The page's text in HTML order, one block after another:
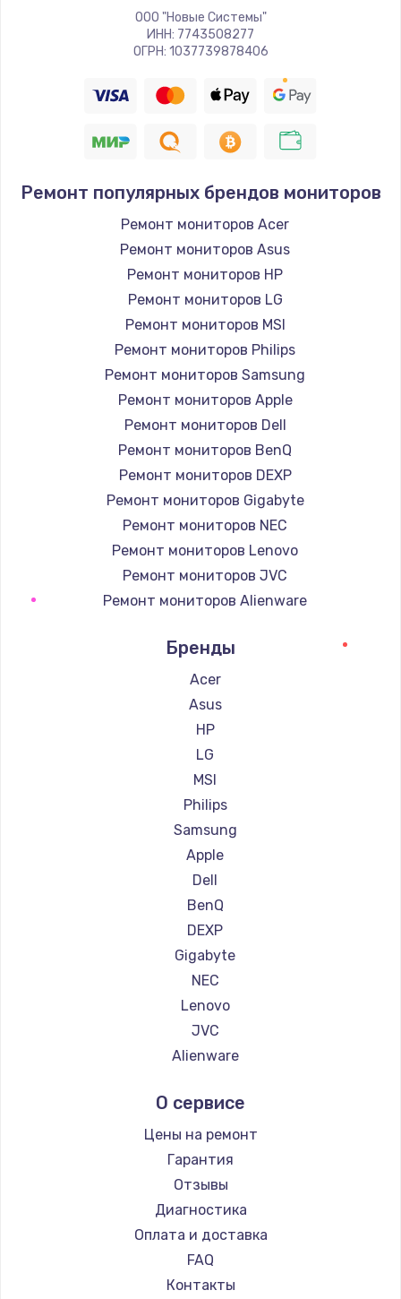
ООО "Новые Системы"
ИНН: 7743508277
ОГРН: 1037739878406
Ремонт популярных брендов мониторов
Ремонт мониторов Acer
Ремонт мониторов Asus
Ремонт мониторов HP
Ремонт мониторов LG
Ремонт мониторов MSI
Ремонт мониторов Philips
Ремонт мониторов Samsung
Ремонт мониторов Apple
Ремонт мониторов Dell
Ремонт мониторов BenQ
Ремонт мониторов DEXP
Ремонт мониторов Gigabyte
Ремонт мониторов NEC
Ремонт мониторов Lenovo
Ремонт мониторов JVC
Ремонт мониторов Alienware
Ремонт мониторов Thunderobot
Ремонт мониторов Hisense
Ремонт мониторов АОС
Ремонт мониторов Ardor
Ремонт мониторов Machenike
Ремонт мониторов iru
Ремонт мониторов Titan Army
Ремонт мониторов iFFALCON
Ремонт мониторов Dahua
Бренды
Acer
Asus
HP
LG
MSI
Philips
Samsung
Apple
Dell
BenQ
DEXP
Gigabyte
NEC
Lenovo
JVC
Alienware
Thunderobot
Hisense
АОС
Ardor
Machenike
iru
Titan Army
iFFALCON
О сервисе
Цены на ремонт
Гарантия
Отзывы
Диагностика
Оплата и доставка
FAQ
Контакты